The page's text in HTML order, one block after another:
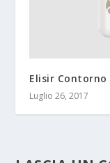
Elisir Contorno
Luglio 26, 2017